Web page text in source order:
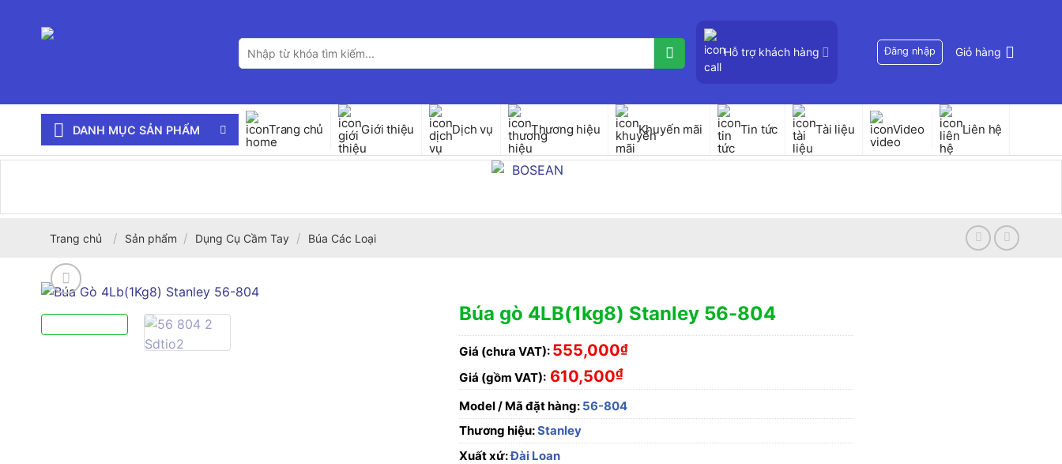
Tìm
kiếm:
Hỗ trợ khách hàng Đăng nhập Giỏ hàng
DANH MỤC SẢN PHẨM Trang chủ Giới thiệu Dịch vụ Thương hiệu Khuyến mãi Tin tức Tài liệu Video Liên hệ
Trang chủ / Sản phẩm / Dụng Cụ Cầm Tay / Búa Các Loại
Búa gò 4LB(1kg8) Stanley 56-804
Giá (chưa VAT): 555,000₫
Giá (gồm VAT): 610,500₫
Model / Mã đặt hàng: 56-804
Thương hiệu:Stanley
Xuất xứ:Đài Loan